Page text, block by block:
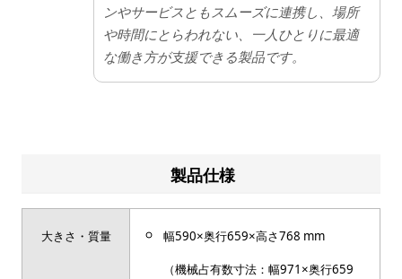
ンやサービスともスムーズに連携し、場所
や時間にとらわれない、一人ひとりに最適
な働き方が支援できる製品です。
製品仕様
大きさ・質量 幅590×奥行659×高さ768 mm
（機械占有数寸法：幅971×奥行659